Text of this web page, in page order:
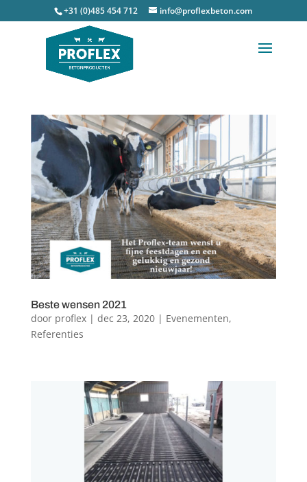
+31 (0)485 454 712 info@proflexbeton.com
Beste wensen 2021
door proflex| dec 23, 2020| Evenementen,
Referenties